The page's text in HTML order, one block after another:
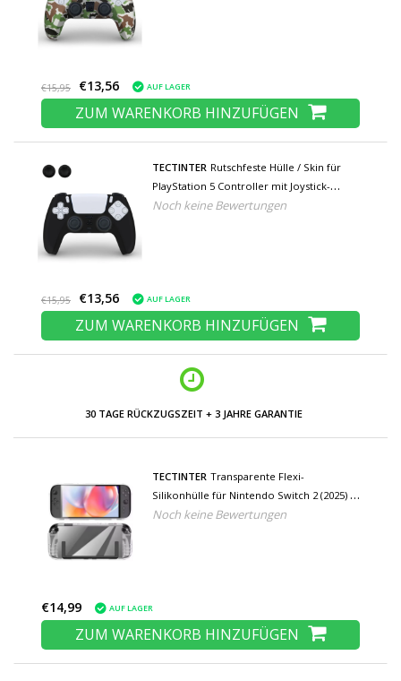
€15,95 €13,56 AUF LAGER
ZUM WARENKORB HINZUFÜGEN
TECTINTER Rutschfeste Hülle / Skin für
PlayStation 5 Controller mit Joystick-
Kappen - Rubber Grip Cover PS5 -
Noch keine Bewertungen
€15,95 €13,56 AUF LAGER
ZUM WARENKORB HINZUFÜGEN
30 TAGE RÜCKZUGSZEIT + 3 JAHRE GARANTIE
TECTINTER Transparente Flexi-
Silikonhülle für Nintendo Switch 2 (2025) -
TPU-Hautschutzhülle
Noch keine Bewertungen
€14,99 AUF LAGER
ZUM WARENKORB HINZUFÜGEN